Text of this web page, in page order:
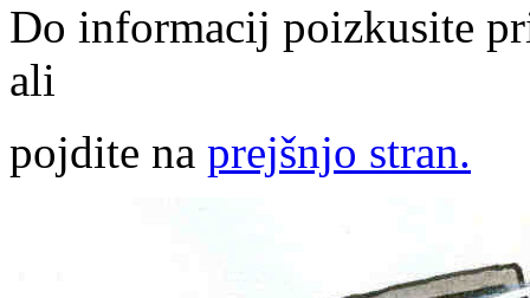
Do informacij poizkusite
ali
pojdite na prejšnjo stran.